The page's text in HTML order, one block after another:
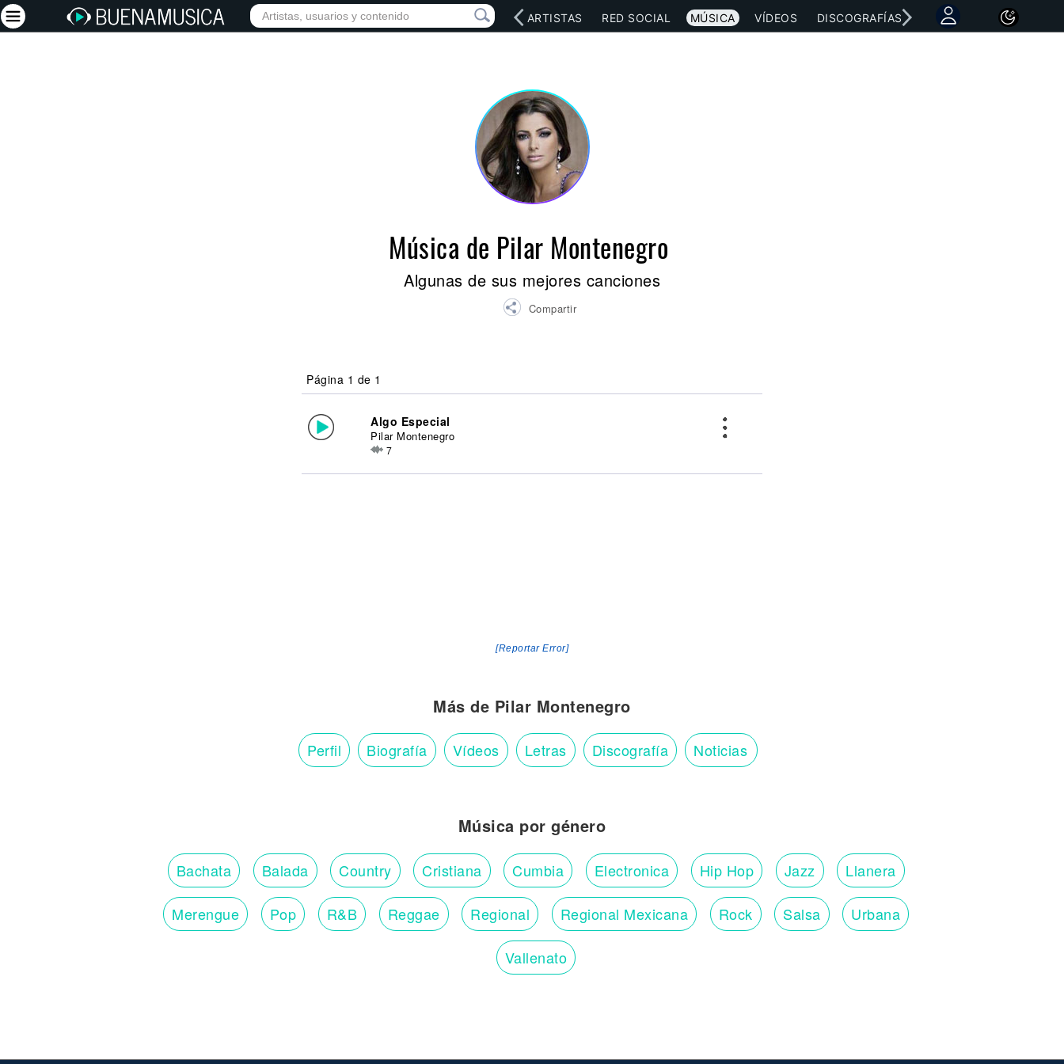
INICIO ARTISTAS RED SOCIAL MÚSICA VÍDEOS DISCOGRAFÍAS CONCIERTOS LETRAS
Música de Pilar Montenegro
Algunas de sus mejores canciones
Compartir
Página 1 de 1
Algo Especial
Pilar Montenegro
7
[Reportar Error]
Más de Pilar Montenegro
Perfil Biografía Vídeos Letras Discografía Noticias
Música por género
Bachata Balada Country Cristiana Cumbia Electronica Hip Hop Jazz Llanera
Merengue Pop R&B Reggae Regional Regional Mexicana Rock Salsa Urbana
Vallenato